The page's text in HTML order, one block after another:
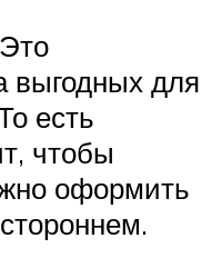
выгодных для
есть
чтобы
оформить